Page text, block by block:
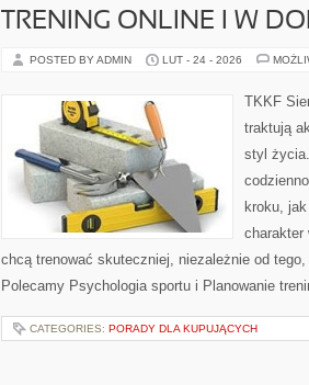
TRENING ONLINE I W
POSTED BY ADMIN LUT - 24 - 2026
TKKF
traktują
styl
kroku,
charakter
chcą trenować skuteczniej, niezależnie od
Polecamy Psychologia sportu i Planowanie
CATEGORIES: PORADY DLA KUPUJĄCYCH